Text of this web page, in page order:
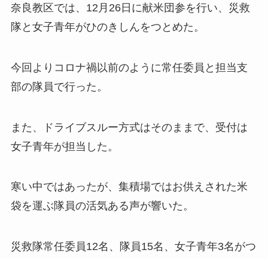
奈良教区では、12月26日に献米団参を行い、災救
隊と女子青年がひのきしんをつとめた。
今回よりコロナ禍以前のように常任委員と担当支
部の隊員で行った。
また、ドライブスルー方式はそのままで、受付は
女子青年が担当した。
寒い中ではあったが、集積場ではお供えされた米
袋を運ぶ隊員の活気ある声が響いた。
災救隊常任委員12名、隊員15名、女子青年3名がつ